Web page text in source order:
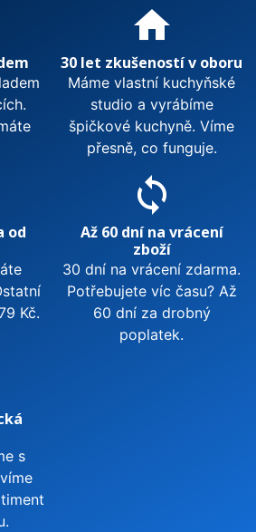
nás? home
30 let zkušeností v oboru
Máme vlastní kuchyňské
studio a vyrábíme
špičkové kuchyně. Víme
přesně, co funguje.
od
Kč.
sync
Až 60 dní na vrácení
zboží
30 dní na vrácení zdarma.
Potřebujete víc času? Až
60 dní za drobný
poplatek.
s